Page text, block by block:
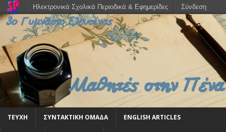
ΤΕΥΧΗ ΣΥΝΤΑΚΤΙΚΗ ΟΜΑΔΑ ENGLISH ARTICLES
Ηλεκτρονικά Σχολικά Περιοδικά & Εφημερίδες Σύνδεση